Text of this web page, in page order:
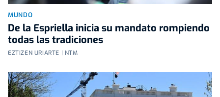
MUNDO
De la Espriella inicia su mandato rompiendo
todas las tradiciones
EZTIZEN URIARTE | NTM